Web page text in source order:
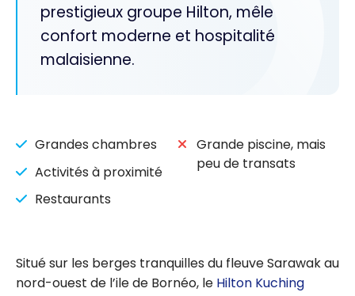
prestigieux groupe Hilton, mêle
confort moderne et hospitalité
malaisienne.
Grandes chambres
Activités à proximité
Restaurants
Grande piscine, mais
peu de transats
Situé sur les berges tranquilles du fleuve Sarawak au
nord-ouest de l’ile de Bornéo, le Hilton Kuching